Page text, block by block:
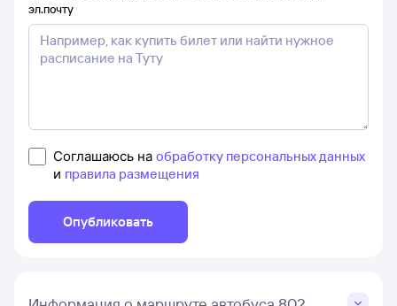
эл.почту
Соглашаюсь на обработку персональных данных
и правила размещения
Опубликовать